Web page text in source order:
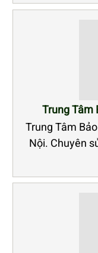
Trung Tâm
Trung Tâm
Nội. Chuyên